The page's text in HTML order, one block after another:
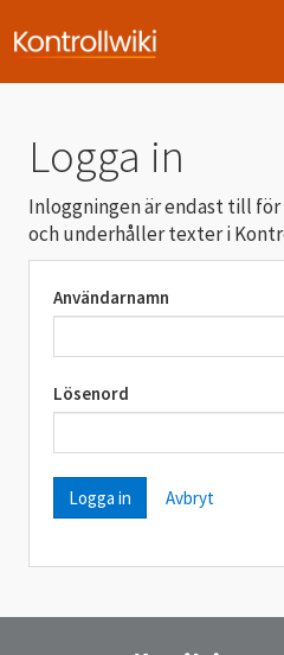
Logga in
Inloggningen är endast till
och underhåller texter i
Användarnamn
Lösenord
Avbryt